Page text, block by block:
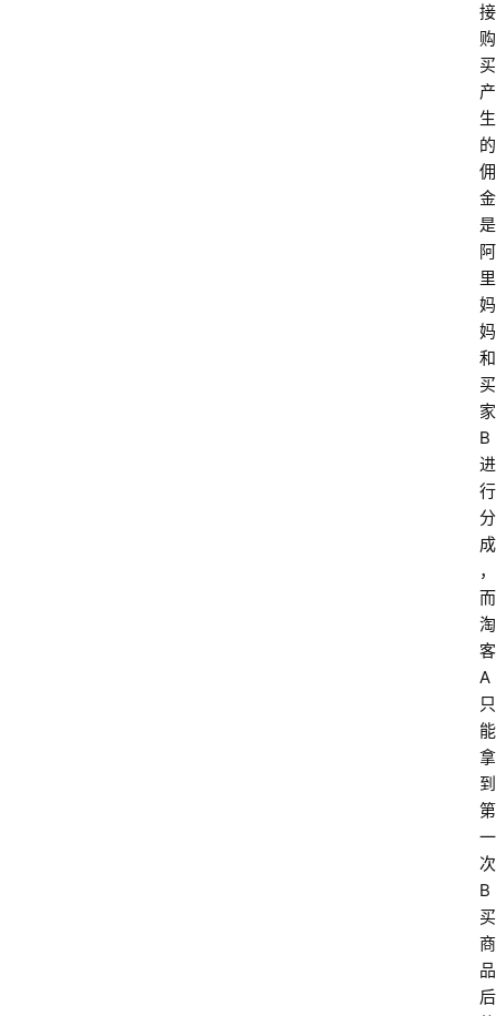
接
购
买
产
生
的
佣
金
是
阿
里
妈
妈
和
买
家
B
进
行
分
成
，
而
淘
客
A
只
能
拿
到
第
一
次
B
买
商
品
后